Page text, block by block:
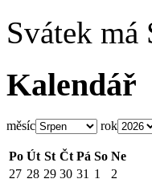
Svátek má
Kalendář
měsíc rok
Po Út St Čt Pá So Ne
27 28 29 30 31 1
2